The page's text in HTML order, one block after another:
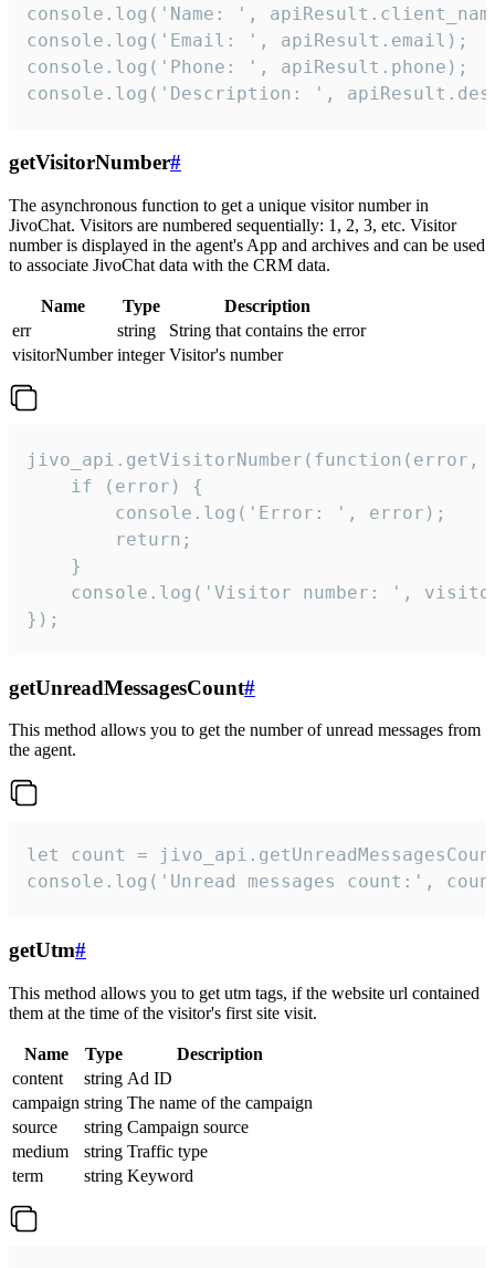
console.log('Name: ',
console.log('Email: ', apiResult.email);
console.log('Phone: ', apiResult.phone);
console.log('Description: ',
getVisitorNumber#
The asynchronous function to get a unique visitor number in
JivoChat. Visitors are numbered sequentially: 1, 2, 3, etc. Visitor
number is displayed in the agent's App and archives and can be used
to associate JivoChat data with the CRM data.
Name Type
Description
err
string
String that contains the error
visitorNumber integer Visitor's number
jivo_api.getVisitorNumber(function(error,
    if (error) {
        console.log('Error: ', error);
        return;
    }
console.log('Visitor number: ',
});
getUnreadMessagesCount#
This method allows you to get the number of unread messages from
the agent.
let count =
console.log('Unread messages count:',
getUtm#
This method allows you to get utm tags, if the website url contained
them at the time of the visitor's first site visit.
Name Type
Description
content
string Ad ID
campaign string The name of the campaign
source
string Campaign source
medium
string Traffic type
term
string Keyword